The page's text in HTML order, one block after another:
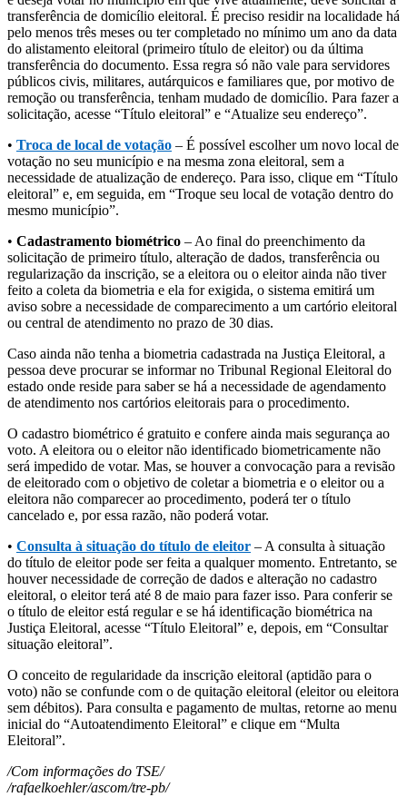
transferência de domicílio eleitoral. É preciso residir na localidade há
pelo menos três meses ou ter completado no mínimo um ano da data
do alistamento eleitoral (primeiro título de eleitor) ou da última
transferência do documento. Essa regra só não vale para servidores
públicos civis, militares, autárquicos e familiares que, por motivo de
remoção ou transferência, tenham mudado de domicílio. Para fazer a
solicitação, acesse “Título eleitoral” e “Atualize seu endereço”.
• Troca de local de votação – É possível escolher um novo local de
votação no seu município e na mesma zona eleitoral, sem a
necessidade de atualização de endereço. Para isso, clique em “Título
eleitoral” e, em seguida, em “Troque seu local de votação dentro do
mesmo município”.
• Cadastramento biométrico – Ao final do preenchimento da
solicitação de primeiro título, alteração de dados, transferência ou
regularização da inscrição, se a eleitora ou o eleitor ainda não tiver
feito a coleta da biometria e ela for exigida, o sistema emitirá um
aviso sobre a necessidade de comparecimento a um cartório eleitoral
ou central de atendimento no prazo de 30 dias.
Caso ainda não tenha a biometria cadastrada na Justiça Eleitoral, a
pessoa deve procurar se informar no Tribunal Regional Eleitoral do
estado onde reside para saber se há a necessidade de agendamento
de atendimento nos cartórios eleitorais para o procedimento.
O cadastro biométrico é gratuito e confere ainda mais segurança ao
voto. A eleitora ou o eleitor não identificado biometricamente não
será impedido de votar. Mas, se houver a convocação para a revisão
de eleitorado com o objetivo de coletar a biometria e o eleitor ou a
eleitora não comparecer ao procedimento, poderá ter o título
cancelado e, por essa razão, não poderá votar.
• Consulta à situação do título de eleitor – A consulta à situação
do título de eleitor pode ser feita a qualquer momento. Entretanto, se
houver necessidade de correção de dados e alteração no cadastro
eleitoral, o eleitor terá até 8 de maio para fazer isso. Para conferir se
o título de eleitor está regular e se há identificação biométrica na
Justiça Eleitoral, acesse “Título Eleitoral” e, depois, em “Consultar
situação eleitoral”.
O conceito de regularidade da inscrição eleitoral (aptidão para o
voto) não se confunde com o de quitação eleitoral (eleitor ou eleitora
sem débitos). Para consulta e pagamento de multas, retorne ao menu
inicial do “Autoatendimento Eleitoral” e clique em “Multa
Eleitoral”.
/Com informações do TSE/
/rafaelkoehler/ascom/tre-pb/